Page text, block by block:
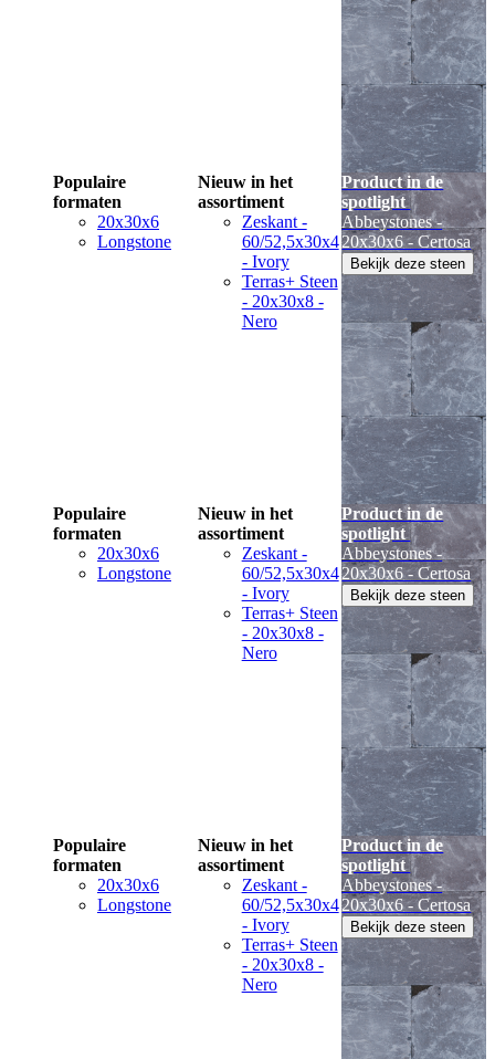
Populaire
formaten
20x30x6
Longstone
Nieuw in het
assortiment
Zeskant -
60/52,5x30x4
- Ivory
Terras+ Steen
- 20x30x8 -
Nero
Product in de
spotlight
Abbeystones -
20x30x6 - Certosa
Bekijk deze steen
Populaire
formaten
20x30x6
Longstone
Nieuw in het
assortiment
Zeskant -
60/52,5x30x4
- Ivory
Terras+ Steen
- 20x30x8 -
Nero
Product in de
spotlight
Abbeystones -
20x30x6 - Certosa
Bekijk deze steen
Populaire
formaten
20x30x6
Longstone
Nieuw in het
assortiment
Zeskant -
60/52,5x30x4
- Ivory
Terras+ Steen
- 20x30x8 -
Nero
Product in de
spotlight
Abbeystones -
20x30x6 - Certosa
Bekijk deze steen